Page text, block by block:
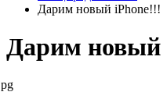
Дарим новый iPhone!!!
Дарим новый